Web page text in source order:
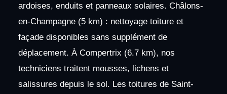
ardoises, enduits et panneaux solaires. Châlons-
en-Champagne (5 km) : nettoyage toiture et
façade disponibles sans supplément de
déplacement. À Compertrix (6.7 km), nos
techniciens traitent mousses, lichens et
salissures depuis le sol. Les toitures de Saint-